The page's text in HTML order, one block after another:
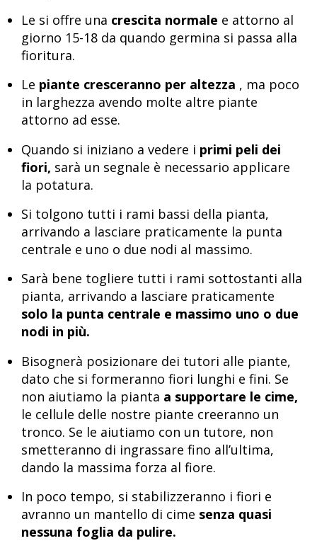
Le si offre una crescita normale e attorno al
giorno 15-18 da quando germina si passa alla
fioritura.
Le piante cresceranno per altezza , ma poco
in larghezza avendo molte altre piante
attorno ad esse.
Quando si iniziano a vedere i primi peli dei
fiori, sarà un segnale è necessario applicare
la potatura.
Si tolgono tutti i rami bassi della pianta,
arrivando a lasciare praticamente la punta
centrale e uno o due nodi al massimo.
Sarà bene togliere tutti i rami sottostanti alla
pianta, arrivando a lasciare praticamente
solo la punta centrale e massimo uno o due
nodi in più.
Bisognerà posizionare dei tutori alle piante,
dato che si formeranno fiori lunghi e fini. Se
non aiutiamo la pianta a supportare le cime,
le cellule delle nostre piante creeranno un
tronco. Se le aiutiamo con un tutore, non
smetteranno di ingrassare fino all’ultima,
dando la massima forza al fiore.
In poco tempo, si stabilizzeranno i fiori e
avranno un mantello di cime senza quasi
nessuna foglia da pulire.